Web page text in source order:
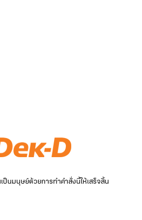
นมนุษย์ด้วยการทำคำสั่งนี้ให้เสร็จสิ้น